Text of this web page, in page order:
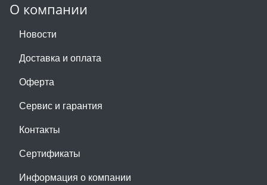
О компании
Новости
Доставка и оплата
Оферта
Сервис и гарантия
Контакты
Сертификаты
Информация о компании